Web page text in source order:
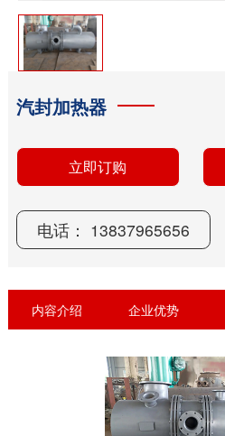
汽封加热器
立即订购
内容介绍 企业优势